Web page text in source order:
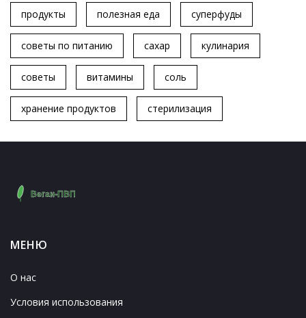
продукты полезная еда суперфуды
советы по питанию сахар кулинария
советы витамины соль
хранение продуктов стерилизация
МЕНЮ
О нас
Условия использования